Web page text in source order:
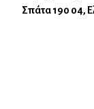
Σπάτα 190 04,